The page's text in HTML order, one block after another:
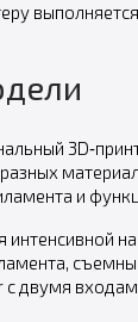
и
двумя